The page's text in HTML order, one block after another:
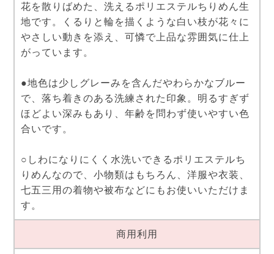
花を散りばめた、洗えるポリエステルちりめん生
地です。くるりと輪を描くような白い枝が花々に
やさしい動きを添え、可憐で上品な雰囲気に仕上
がっています。
●地色は少しグレーみを含んだやわらかなブルー
で、落ち着きのある洗練された印象。明るすぎず
ほどよい深みもあり、年齢を問わず使いやすい色
合いです。
○しわになりにくく水洗いできるポリエステルち
りめんなので、小物類はもちろん、洋服や衣装、
七五三用の着物や被布などにもお使いいただけま
す。
商用利用